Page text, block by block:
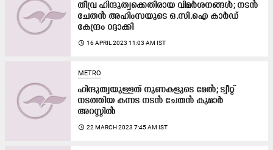
തീവ്ര ഹിന്ദുത്വക്കെതിരായ വിമർശനങ്ങൾ; നടൻ
ചേതൻ അഹിംസയുടെ ഒ.സി.ഐ കാർഡ്
കേന്ദ്രം റദ്ദാക്കി
access_time 16 APRIL 2023 11:03 AM IST
METRO
ഹിന്ദുത്വയുള്ളത്​ നുണകളുടെ മേൽ; ട്വീറ്റ്​
നടത്തിയ കന്നട നടൻ ചേതൻ കുമാർ
അറസ്റ്റിൽ
access_time 22 MARCH 2023 7:45 AM IST